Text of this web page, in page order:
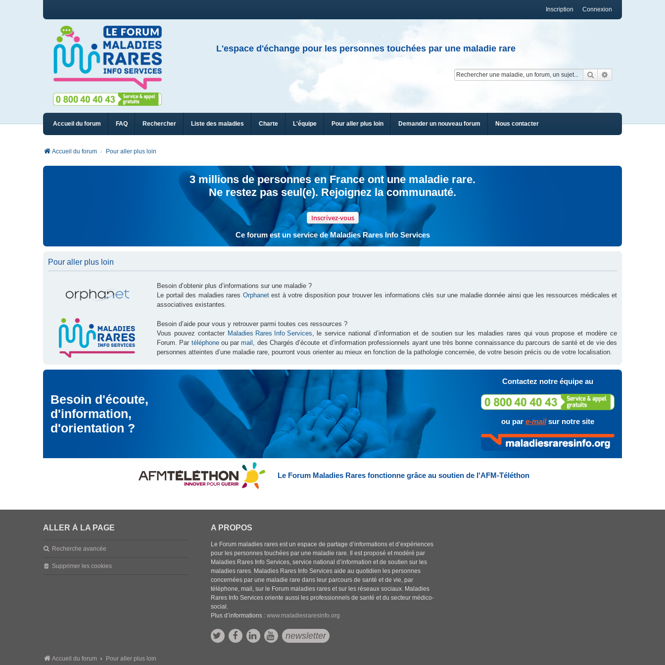
Connexion
Inscription
L'espace d'échange pour les personnes touchées par une maladie rare
Rechercher
Accueil du forum FAQ Rechercher Liste des maladies Charte L'équipe Pour aller plus loin Demander un nouveau forum Nous contacter
Accueil du forum Pour aller plus loin
3 millions de personnes en France ont une maladie rare.
Ne restez pas seul(e). Rejoignez la communauté.
Inscrivez-vous
Ce forum est un service de Maladies Rares Info Services
Pour aller plus loin
Besoin d’obtenir plus d’informations sur une maladie ?
Le portail des maladies rares Orphanetest à votre disposition pour trouver les informations clés sur une maladie donnée ainsi que les ressources médicales et
associatives existantes.
Besoin d’aide pour vous y retrouver parmi toutes ces ressources ?
Vous pouvez contacter Maladies Rares Info Services, le service national d’information et de soutien sur les maladies rares qui vous propose et modère ce
Forum. Par téléphoneou parmail , des Chargés d’écoute et d’information professionnels ayant une très bonne connaissance du parcours de santé et de vie des
personnes atteintes d’une maladie rare, pourront vous orienter au mieux en fonction de la pathologie concernée, de votre besoin précis ou de votre localisation.
Besoin d'écoute,
d'information,
d'orientation ?
Contactez notre équipe au
ou par e-mailsur notre site
Le Forum Maladies Rares fonctionne grâce au soutien de l'AFM-Téléthon
ALLER À LA PAGE
Recherche avancée
Supprimer les cookies
A PROPOS
Le Forum maladies rares est un espace de partage d’informations et d’expériences
pour les personnes touchées par une maladie rare. Il est proposé et modéré par
Maladies Rares Info Services, service national d’information et de soutien sur les
maladies rares. Maladies Rares Info Services aide au quotidien les personnes
concernées par une maladie rare dans leur parcours de santé et de vie, par
téléphone, mail, sur le Forum maladies rares et sur les réseaux sociaux. Maladies
Rares Info Services oriente aussi les professionnels de santé et du secteur médico-
social.
Plus d’informations :www.maladiesraresinfo.org
newsletter
Accueil du forum Pour aller plus loin